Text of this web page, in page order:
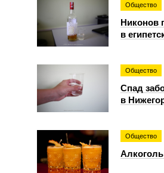
Общество
Никонов
в
Общество
Спад
в
Общество